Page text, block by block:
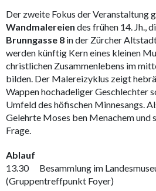
Der zweite Fokus der Veranstaltung
Wandmalereien des frühen 14. Jh.,
Brunngasse 8 in der Zürcher
werden künftig Kern eines kleinen
christlichen Zusammenlebens im
bilden. Der Malereizyklus zeigt
Wappen hochadeliger Geschlechter
Umfeld des höfischen Minnesangs.
Gelehrte Moses ben Menachem und
Frage.
Ablauf
13.30 Besammlung im
(Gruppentreffpunkt Foyer)